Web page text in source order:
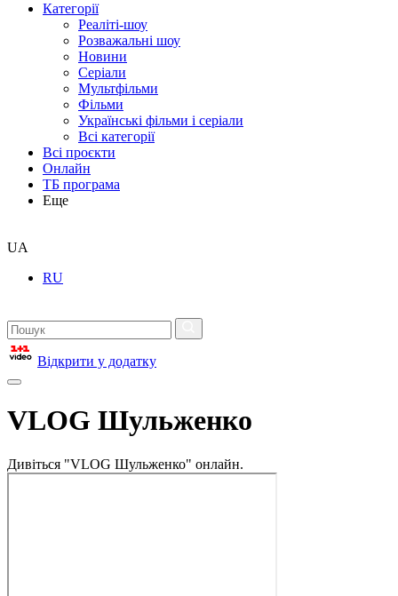
Категорії
Реаліті-шоу
Розважальні шоу
Новини
Серіали
Мультфільми
Фільми
Українські фільми і серіали
Всі категорії
Всі проєкти
Онлайн
ТБ програма
Еще
UA
RU
Відкрити у додатку
VLOG Шульженко
Дивіться "VLOG Шульженко" онлайн.